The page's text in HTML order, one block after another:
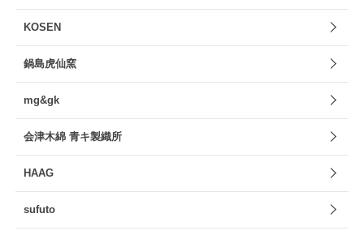
KOSEN
鍋島虎仙窯
mg&gk
会津木綿 青キ製織所
HAAG
sufuto